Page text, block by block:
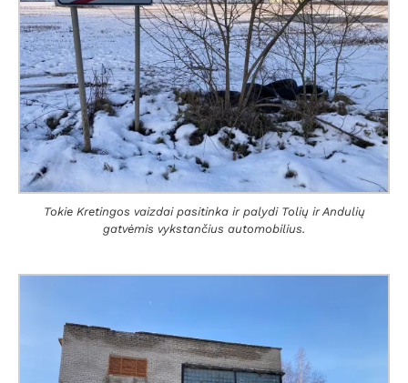
Tokie Kretingos vaizdai pasitinka ir palydi Tolių ir Andulių
gatvėmis vykstančius automobilius.